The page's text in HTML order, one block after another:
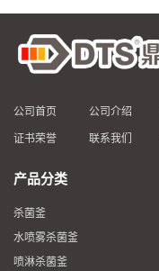
公司首页 公司介绍
证书荣誉 联系我们
产品分类
杀菌釜
水喷雾杀菌釜
喷淋杀菌釜